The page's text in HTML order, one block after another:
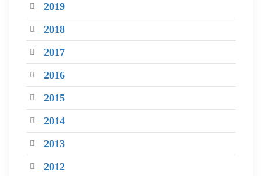
2019
2018
2017
2016
2015
2014
2013
2012